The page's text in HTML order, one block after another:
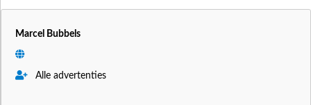
Marcel Bubbels
Alle advertenties